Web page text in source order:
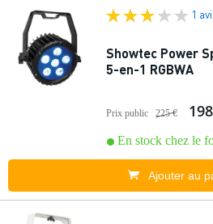
1
Showtec Power
5-en-1 RGBWA
Prix public 225 €
En stock chez le
Ajouter au